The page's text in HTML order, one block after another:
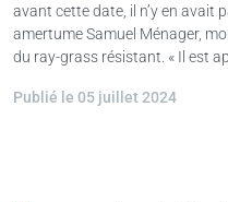
avant cette date, il n’y en avait
amertume Samuel Ménager,
du ray-grass résistant. « Il est
Publié le 05 juillet 2024